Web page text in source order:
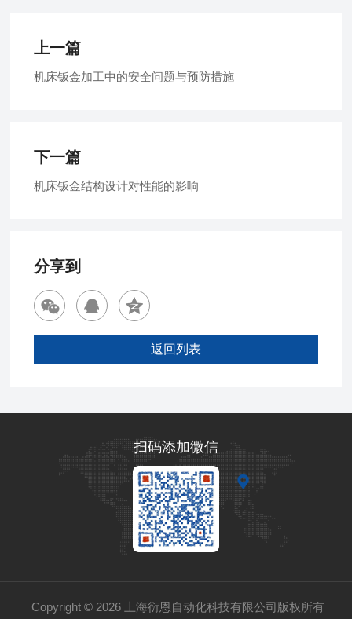
上一篇
机床钣金加工中的安全问题与预防措施
下一篇
机床钣金结构设计对性能的影响
分享到
返回列表
扫码添加微信
Copyright © 2026 上海衍恩自动化科技有限公司版权所有